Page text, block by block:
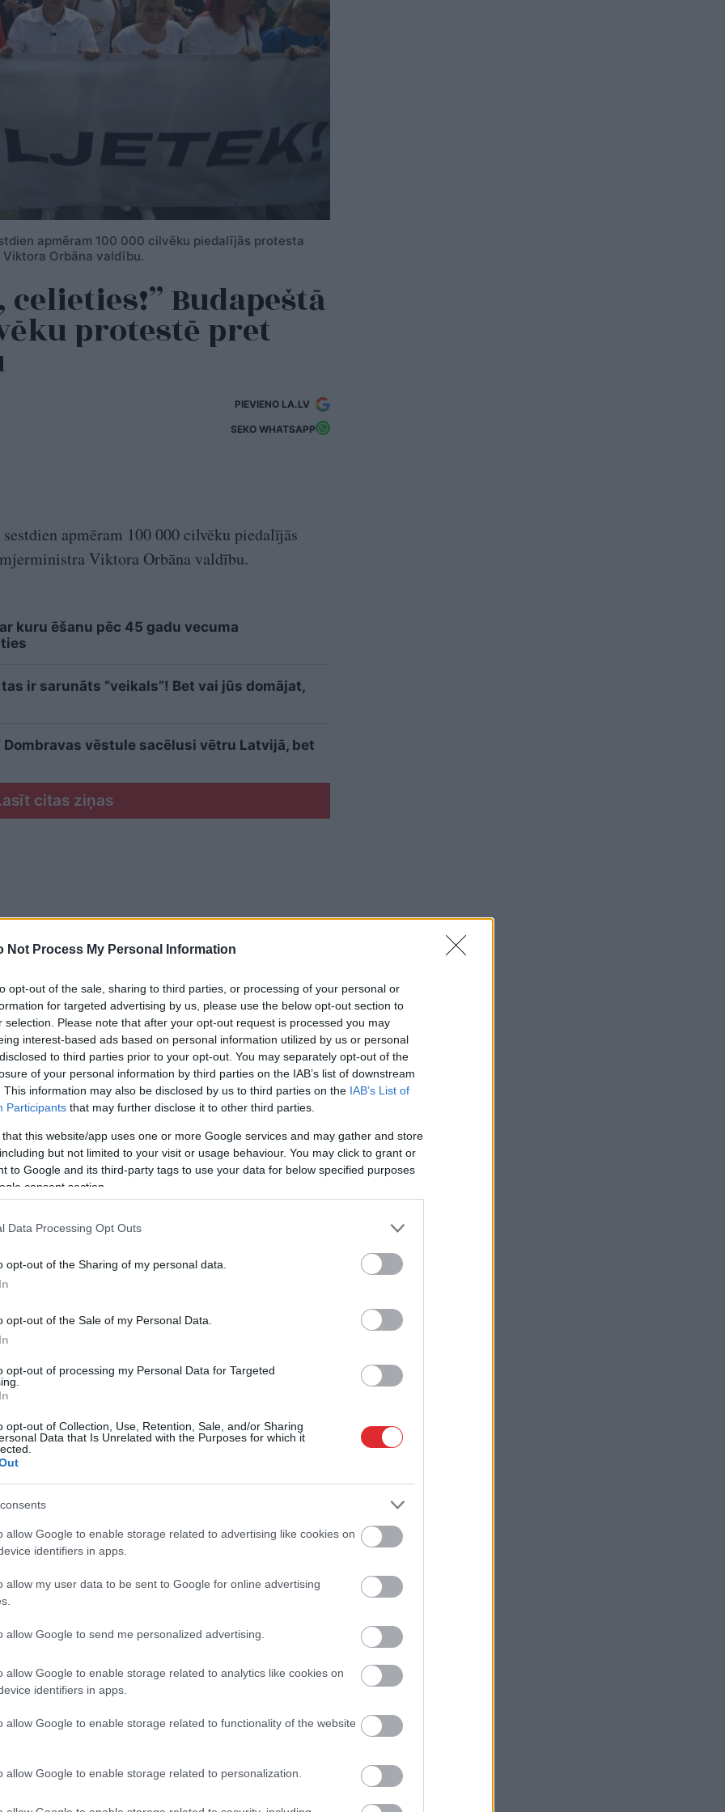
Not Process My Personal Information
opt-out of the sale, sharing to third parties, or processing of your personal or
for targeted advertising by us, please use the below opt-out section to
selection. Please note that after your opt-out request is processed you may
interest-based ads based on personal information utilized by us or personal
to third parties prior to your opt-out. You may separately opt-out of the
of your personal information by third parties on the IAB’s list of downstream
This information may also be disclosed by us to third parties on the IAB’s List of
Participants that may further disclose it to other third parties.
that this website/app uses one or more Google services and may gather and store
but not limited to your visit or usage behaviour. You may click to grant or
to Google and its third-party tags to use your data for below specified purposes
consent section.
Data Processing Opt Outs
opt-out of the Sharing of my personal data.
opt-out of the Sale of my Personal Data.
opt-out of processing my Personal Data for Targeted
opt-out of Collection, Use, Retention, Sale, and/or Sharing
Data that Is Unrelated with the Purposes for which it
allow Google to enable storage related to advertising like cookies on
identifiers in apps.
allow my user data to be sent to Google for online advertising
allow Google to send me personalized advertising.
allow Google to enable storage related to analytics like cookies on
identifiers in apps.
allow Google to enable storage related to functionality of the website
allow Google to enable storage related to personalization.
apmēram 100 000 cilvēku piedalījās protesta
Orbāna valdību.
celieties!” Budapeštā
protestē pret
PIEVIENO LA.LV
SEKO WHATSAPP
apmēram 100 000 cilvēku piedalījās
Viktora Orbāna valdību.
kuru ēšanu pēc 45 gadu vecuma
tas ir sarunāts “veikals”! Bet vai jūs domājat,
Dombravas vēstule sacēlusi vētru Latvijā, bet
citas ziņas
rīkoja Pēters Maģars, kurš veido jaunu
bija valsts karogi un plakāti ar uzrakstu
Jonīte jau atkal
uzmanības
– šoreiz ar
pulksteni
standartiem atbilstošu
un ķieģeli pa ķieģelim mēs uzcelsim
sacīja gavilējošajam pūlim.